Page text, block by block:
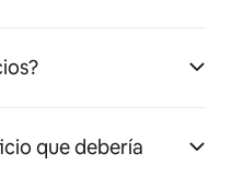
que debería